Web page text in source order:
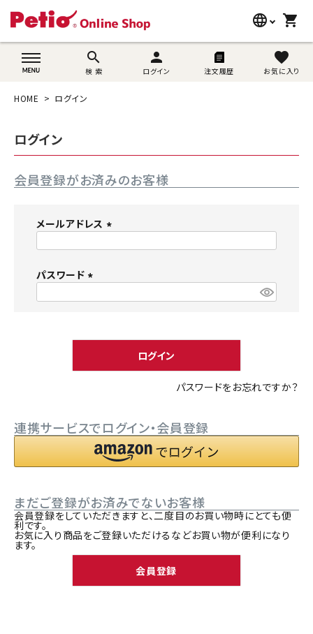
language
wovn-lang-name
shopping_cart
search
検 索
person
ログイン 注文履歴
favorite
お気に入り
search
うさぎ用品
ブランド別に探す
目的別に探す
SNS
ようこそ ゲスト 様
person 新規会員登録
HOME ログイン
ログイン
会員登録がお済みのお客様
メールアドレス
パスワード
)
ログイン
パスワードをお忘れですか？
連携サービスでログイン・会員登録
まだご登録がお済みでないお客様
会員登録をしていただきますと、二度目のお買い物時にとても便
利です。
お気に入り商品をご登録いただけるなどお買い物が便利になり
ます。
会員登録